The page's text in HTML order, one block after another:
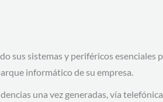
sus sistemas y periféricos esenciales
informático de su empresa.
una vez generadas, vía